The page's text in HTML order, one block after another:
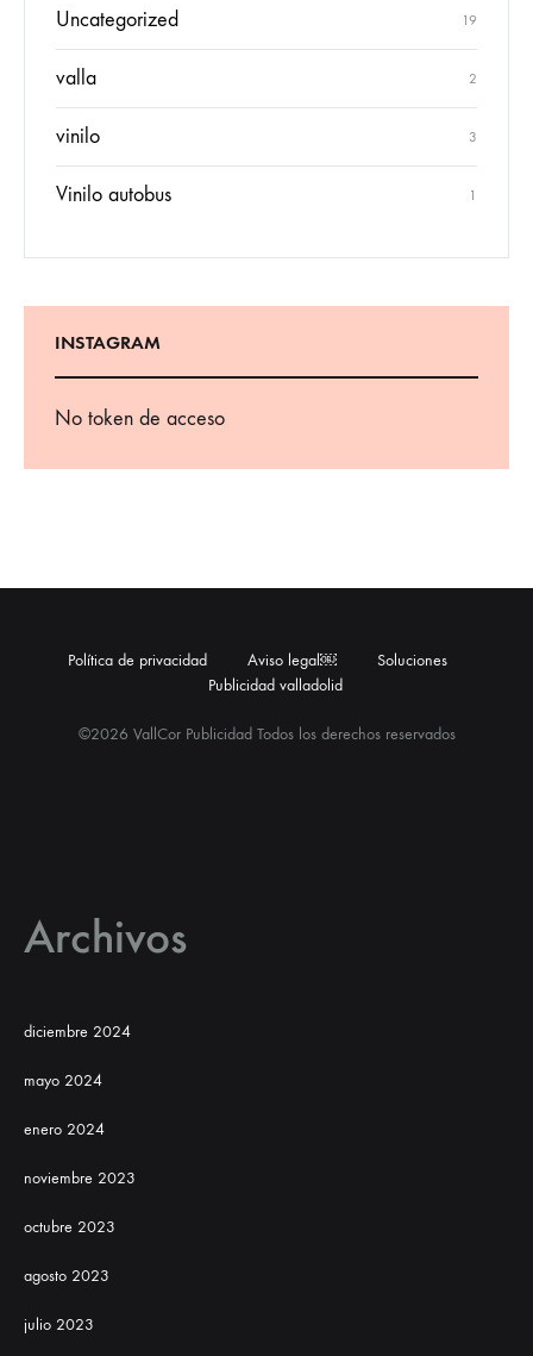
Uncategorized 19
valla 2
vinilo 3
Vinilo autobus 1
INSTAGRAM
No token de acceso
©2026 VallCor Publicidad Todos los derechos reservados
Política de privacidad Aviso legal￼
Soluciones
Publicidad valladolid
Archivos
diciembre 2024
mayo 2024
enero 2024
noviembre 2023
octubre 2023
agosto 2023
julio 2023